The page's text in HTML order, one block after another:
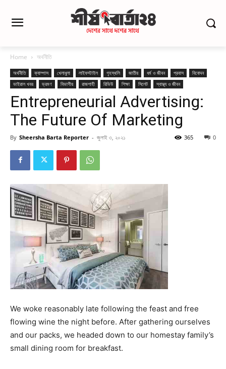
Home অর্থনীতি
অর্থনীতি ক্যাম্পাস খেলাধুলা লাইফস্টাইল গৃহস্থলি জাতীয় ধর্ম ও জীবন প্রবাস
বিনোদন
ভাইরাল খবর
ভ্রমণ বিভাগীয় রাজশাহী রিভিউ শিক্ষা সিলেট স্বাস্থ্য ও জীবন
Entrepreneurial Advertising:
The Future Of Marketing
By Sheersha Barta Reporter - জুলাই ৩, ২০২১ 0
365
We woke reasonably late following the feast and free
flowing wine the night before. After gathering ourselves
and our packs, we headed down to our homestay family’s
small dining room for breakfast.